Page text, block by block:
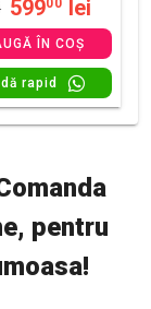
59900 lei
ÎN COȘ
rapid
pentru